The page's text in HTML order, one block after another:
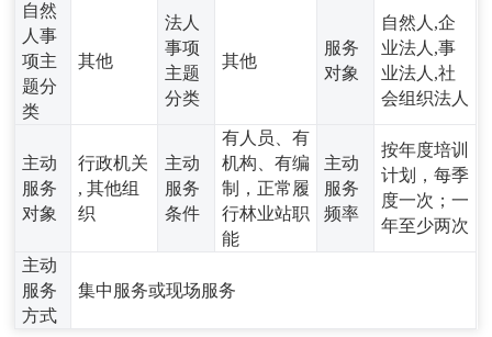
自然
人事
项主
题分
类
其他
法人
事项
主题
分类
其他
服务
对象
自然人,企
业法人,事
业法人,社
会组织法人
主动
服务
对象
行政机关
, 其他组
织
主动
服务
条件
有人员、有
机构、有编
制，正常履
行林业站职
能
主动
服务
频率
按年度培训
计划，每季
度一次；一
年至少两次
主动
服务
方式
集中服务或现场服务